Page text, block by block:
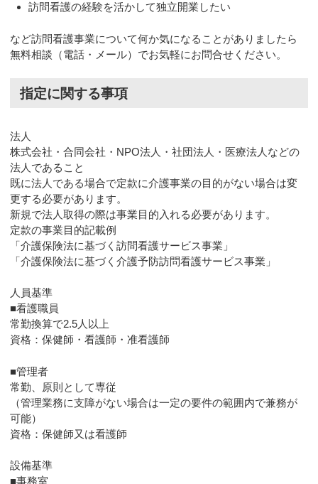
訪問看護の経験を活かして独立開業したい
など訪問看護事業について何か気になることがありましたら
無料相談（電話・メール）でお気軽にお問合せください。
指定に関する事項
法人
株式会社・合同会社・NPO法人・社団法人・医療法人などの
法人であること
既に法人である場合で定款に介護事業の目的がない場合は変
更する必要があります。
新規で法人取得の際は事業目的入れる必要があります。
定款の事業目的記載例
「介護保険法に基づく訪問看護サービス事業」
「介護保険法に基づく介護予防訪問看護サービス事業」
人員基準
■看護職員
常勤換算で2.5人以上
資格：保健師・看護師・准看護師
■管理者
常勤、原則として専従
（管理業務に支障がない場合は一定の要件の範囲内で兼務が
可能）
資格：保健師又は看護師
設備基準
■事務室